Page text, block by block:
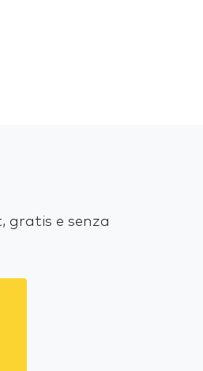
gratis e senza